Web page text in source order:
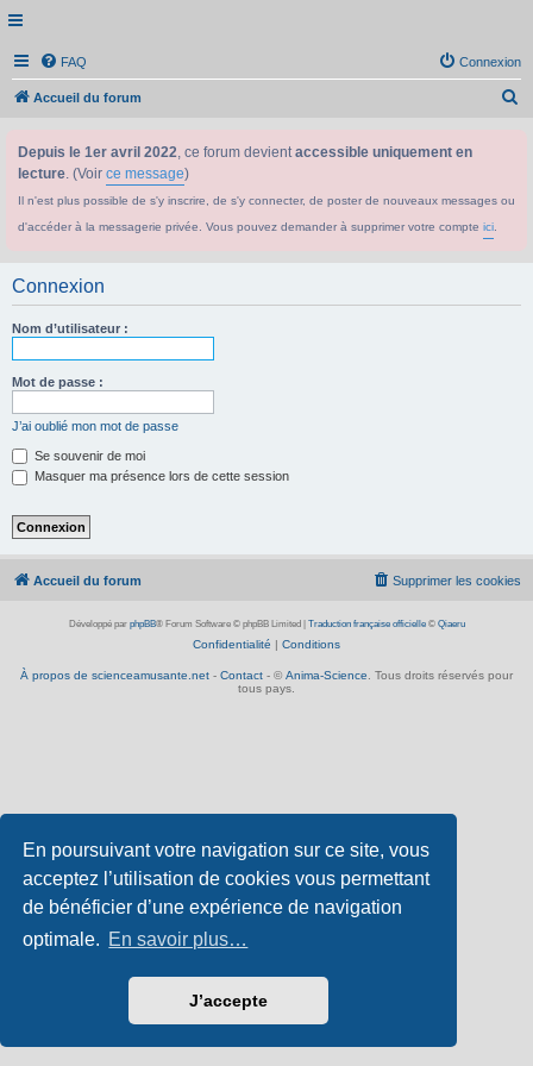
En poursuivant votre navigation sur ce site, vous
acceptez l’utilisation de cookies vous permettant
de bénéficier d’une expérience de navigation
optimale. En savoir plus…
J’accepte
FAQ Connexion
Accueil du forum
Depuis le 1er avril 2022, ce forum devientaccessible uniquement en
lecture. (Voir ce message)
Il n'est plus possible de s'y inscrire, de s'y connecter, de poster de nouveaux messages ou
d'accéder à la messagerie privée. Vous pouvez demander à supprimer votre compte ici
Connexion
Nom d’utilisateur :
Mot de passe :
J’ai oublié mon mot de passe
Se souvenir de moi
Masquer ma présence lors de cette session
Accueil du forum Supprimer les cookies
Développé par phpBB® Forum Software © phpBB Limited Traduction française officielle© Qiaeru
Confidentialité | Conditions
À propos de scienceamusante.net - Contact - © Anima-Science . Tous droits réservés pour
tous pays.